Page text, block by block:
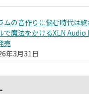
ムの音作りに悩む時代は
で魔法をかけるXLN
売
年3月31日